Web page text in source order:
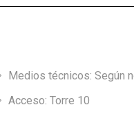
Medios técnicos: Según
Acceso: Torre 10